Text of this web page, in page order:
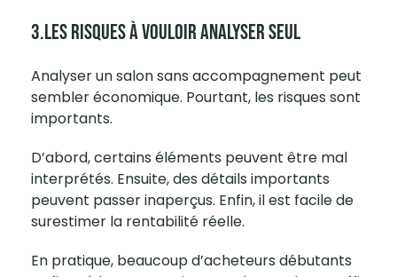
3.Les Risques À Vouloir Analyser Seul
Analyser un salon sans accompagnement peut
sembler économique. Pourtant, les risques sont
importants.
D’abord, certains éléments peuvent être mal
interprétés. Ensuite, des détails importants
peuvent passer inaperçus. Enfin, il est facile de
surestimer la rentabilité réelle.
En pratique, beaucoup d’acheteurs débutants